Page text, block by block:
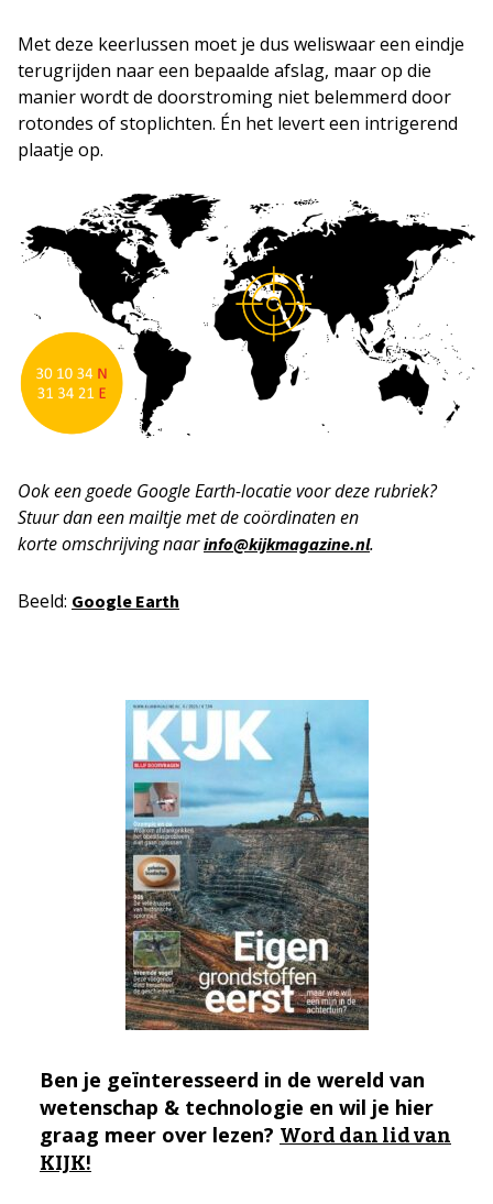
Met deze keerlussen moet je dus weliswaar een eindje
terugrijden naar een bepaalde afslag, maar op die
manier wordt de doorstroming niet belemmerd door
rotondes of stoplichten. Én het levert een intrigerend
plaatje op.
Ook een goede Google Earth-locatie voor deze rubriek?
Stuur dan een mailtje met de coördinaten en
korteomschrijving naarinfo@kijkmagazine.nl.
Beeld: Google Earth
Ben je geïnteresseerd in de wereld van
wetenschap & technologie en wil je hier
graag meer over lezen? Word dan lid van
KIJK!